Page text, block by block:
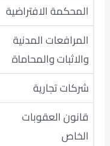
المحكمة الافتراضية
المرافعات المدنية
والاثبات والمحاماة
شركات تجارية
قانون العقوبات
الخاص